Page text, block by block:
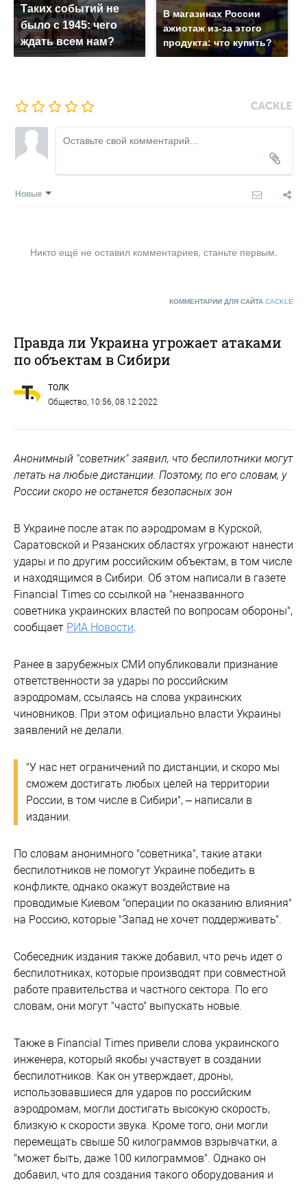
Таких событий не
было с 1945: чего
ждать всем нам?
В магазинах России
ажиотаж из-за этого
продукта: что купить?
Новые
Никто ещё не оставил комментариев, станьте первым.
КОММЕНТАРИИ ДЛЯ САЙТА CACKL E
Правда ли Украина угрожает атаками
по объектам в Сибири
ТОЛК
Общество, 10:56, 08.12.2022
Анонимный "советник" заявил, что беспилотники могут
летать на любые дистанции. Поэтому, по его словам, у
России скоро не останется безопасных зон
В Украине после атак по аэродромам в Курской,
Саратовской и Рязанских областях угрожают нанести
удары и по другим российским объектам, в том числе
и находящимся в Сибири. Об этом написали в газете
Financial Times со ссылкой на "неназванного
советника украинских властей по вопросам обороны",
сообщает РИА Новости.
Ранее в зарубежных СМИ опубликовали признание
ответственности за удары по российским
аэродромам, ссылаясь на слова украинских
чиновников. При этом официально власти Украины
заявлений не делали.
"У нас нет ограничений по дистанции, и скоро мы
сможем достигать любых целей на территории
России, в том числе в Сибири", – написали в
издании.
По словам анонимного "советника", такие атаки
беспилотников не помогут Украине победить в
конфликте, однако окажут воздействие на
проводимые Киевом "операции по оказанию влияния"
на Россию, которые "Запад не хочет поддерживать".
Собеседник издания также добавил, что речь идет о
беспилотниках, которые производят при совместной
работе правительства и частного сектора. По его
словам, они могут "часто" выпускать новые.
Также в Financial Times привели слова украинского
инженера, который якобы участвует в создании
беспилотников. Как он утверждает, дроны,
использовавшиеся для ударов по российским
аэродромам, могли достигать высокую скорость,
близкую к скорости звука. Кроме того, они могли
перемещать свыше 50 килограммов взрывчатки, а
"может быть, даже 100 килограммов". Однако он
добавил, что для создания такого оборудования и